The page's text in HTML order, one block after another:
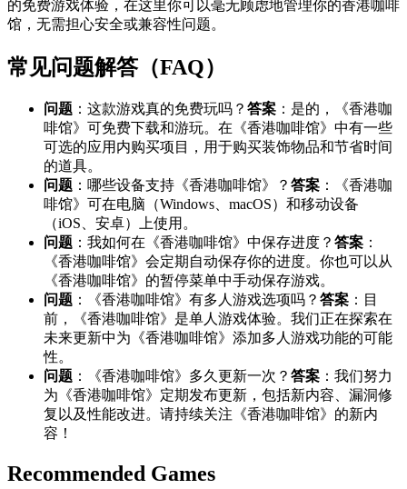
的免费游戏体验，在这里你可以毫无顾虑地管理你的香港咖啡
馆，无需担心安全或兼容性问题。
常见问题解答（FAQ）
问题 ：这款游戏真的免费玩吗？ 答案 ：是的，《香港咖
啡馆》可免费下载和游玩。在《香港咖啡馆》中有一些
可选的应用内购买项目，用于购买装饰物品和节省时间
的道具。
问题 ：哪些设备支持《香港咖啡馆》？ 答案 ：《香港咖
啡馆》可在电脑（Windows、macOS）和移动设备
（iOS、安卓）上使用。
问题 ：我如何在《香港咖啡馆》中保存进度？ 答案 ：
《香港咖啡馆》会定期自动保存你的进度。你也可以从
《香港咖啡馆》的暂停菜单中手动保存游戏。
问题 ：《香港咖啡馆》有多人游戏选项吗？ 答案 ：目
前，《香港咖啡馆》是单人游戏体验。我们正在探索在
未来更新中为《香港咖啡馆》添加多人游戏功能的可能
性。
问题 ：《香港咖啡馆》多久更新一次？ 答案 ：我们努力
为《香港咖啡馆》定期发布更新，包括新内容、漏洞修
复以及性能改进。请持续关注《香港咖啡馆》的新内
容！
Recommended Games